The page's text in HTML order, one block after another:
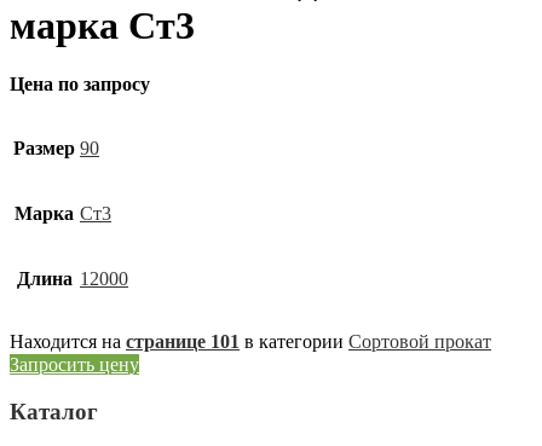
марка Ст3
Цена по запросу
Размер 90
Марка Ст3
Длина 12000
Находится на странице 101 в категории Сортовой прокат
Запросить цену
Каталог